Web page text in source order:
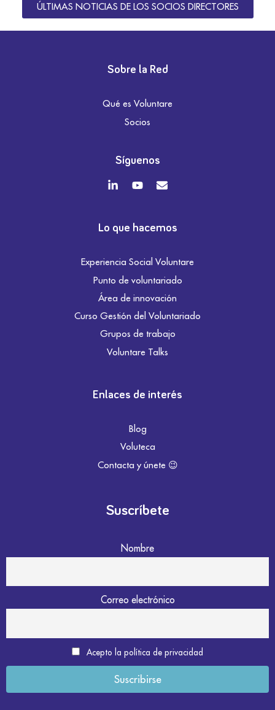
ÚLTIMAS NOTICIAS DE LOS SOCIOS DIRECTORES
Sobre la Red
Qué es Voluntare
Socios
Síguenos
Lo que hacemos
Experiencia Social Voluntare
Punto de voluntariado
Área de innovación
Curso Gestión del Voluntariado
Grupos de trabajo
Voluntare Talks
Enlaces de interés
Blog
Voluteca
Contacta y únete 😉
Suscríbete
Nombre
Correo electrónico
Acepto la política de privacidad